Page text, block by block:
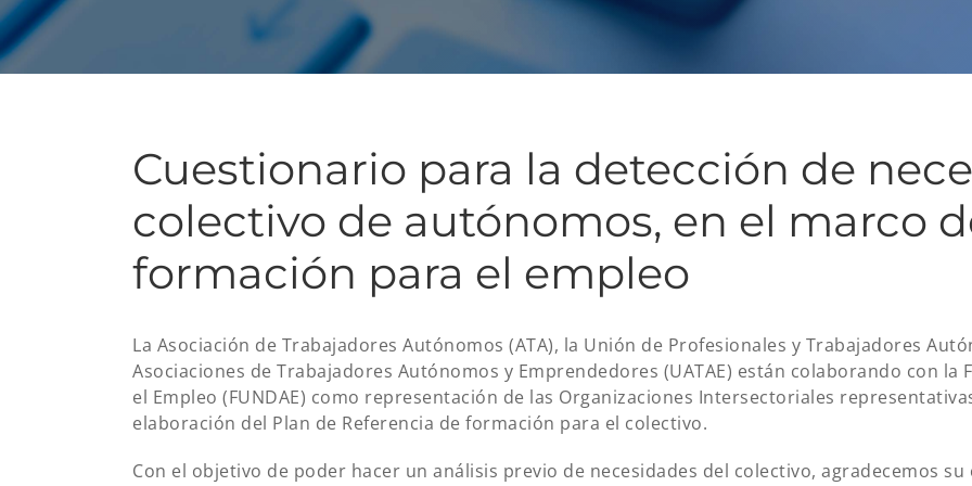
Cuestionario para la detección de
colectivo de autónomos, en el marco
formación para el empleo
La Asociación de Trabajadores Autónomos (ATA), la Unión de Profesionales y Trabajadores
Asociaciones de Trabajadores Autónomos y Emprendedores (UATAE) están colaborando con la
el Empleo (FUNDAE) como representación de las Organizaciones Intersectoriales
elaboración del Plan de Referencia de formación para el colectivo.
Con el objetivo de poder hacer un análisis previo de necesidades del colectivo, agradecemos